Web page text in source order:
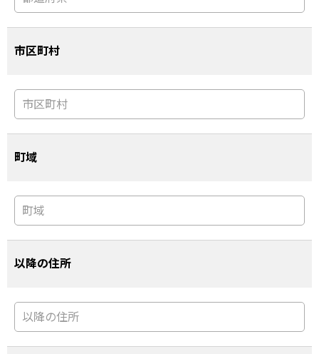
市区町村
町域
以降の住所